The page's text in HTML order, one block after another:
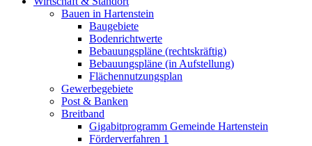
Bauen in Hartenstein
Baugebiete
Bodenrichtwerte
Bebauungspläne (rechtskräftig)
Bebauungspläne (in Aufstellung)
Flächennutzungsplan
Gewerbegebiete
Post & Banken
Breitband
Gigabitprogramm Gemeinde Hartenstein
Förderverfahren 1